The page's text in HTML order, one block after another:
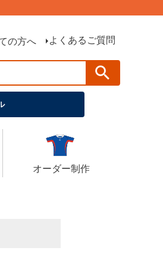
の方へ よくあるご質問
オーダー制作